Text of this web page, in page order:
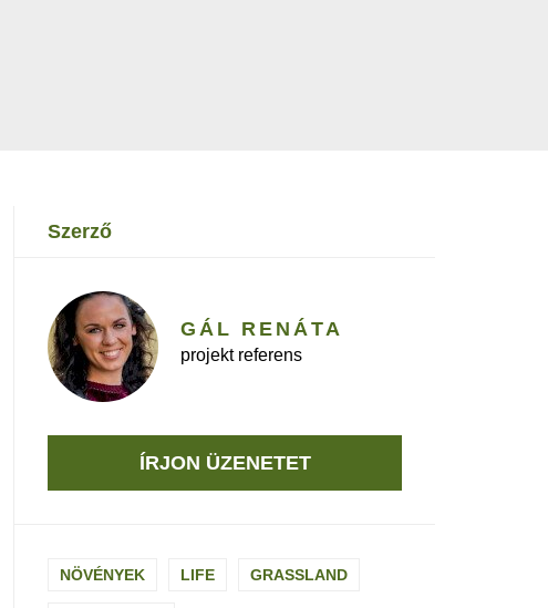
szerző
GÁL RENÁTA
projekt referens
ÍRJON ÜZENETET
NÖVÉNYEK LIFE GRASSLAND